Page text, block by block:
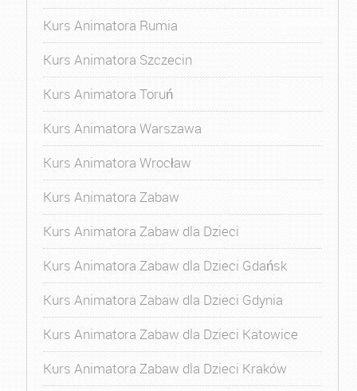
Kurs Animatora Rumia
Kurs Animatora Szczecin
Kurs Animatora Toruń
Kurs Animatora Warszawa
Kurs Animatora Wrocław
Kurs Animatora Zabaw
Kurs Animatora Zabaw dla Dzieci
Kurs Animatora Zabaw dla Dzieci Gdańsk
Kurs Animatora Zabaw dla Dzieci Gdynia
Kurs Animatora Zabaw dla Dzieci Katowice
Kurs Animatora Zabaw dla Dzieci Kraków